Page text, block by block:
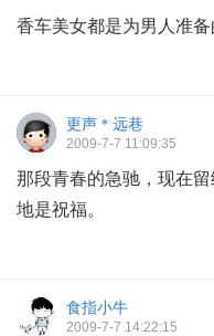
香车美女都是为男人准备
更声＊远巷
2009-7-7 11:09:35
那段青春的急驰，现在
地是祝福。
食指小牛
2009-7-7 14:22:15